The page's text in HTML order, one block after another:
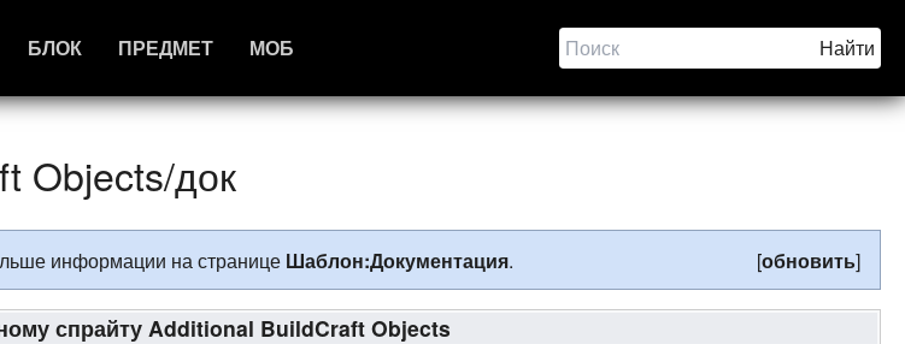
БЛОК ПРЕДМЕТ МОБ
Objects/док
[обновить]
информации на странице Шаблон:Документация.
спрайту Additional BuildCraft Objects